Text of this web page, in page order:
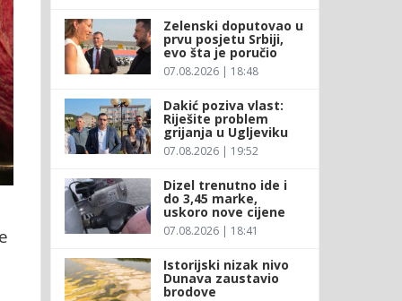
Zelenski doputovao u
prvu posjetu Srbiji,
evo šta je poručio
07.08.2026 | 18:48
Dakić poziva vlast:
Riješite problem
grijanja u Ugljeviku
07.08.2026 | 19:52
Dizel trenutno ide i
do 3,45 marke,
uskoro nove cijene
07.08.2026 | 18:41
Istorijski nizak nivo
Dunava zaustavio
brodove